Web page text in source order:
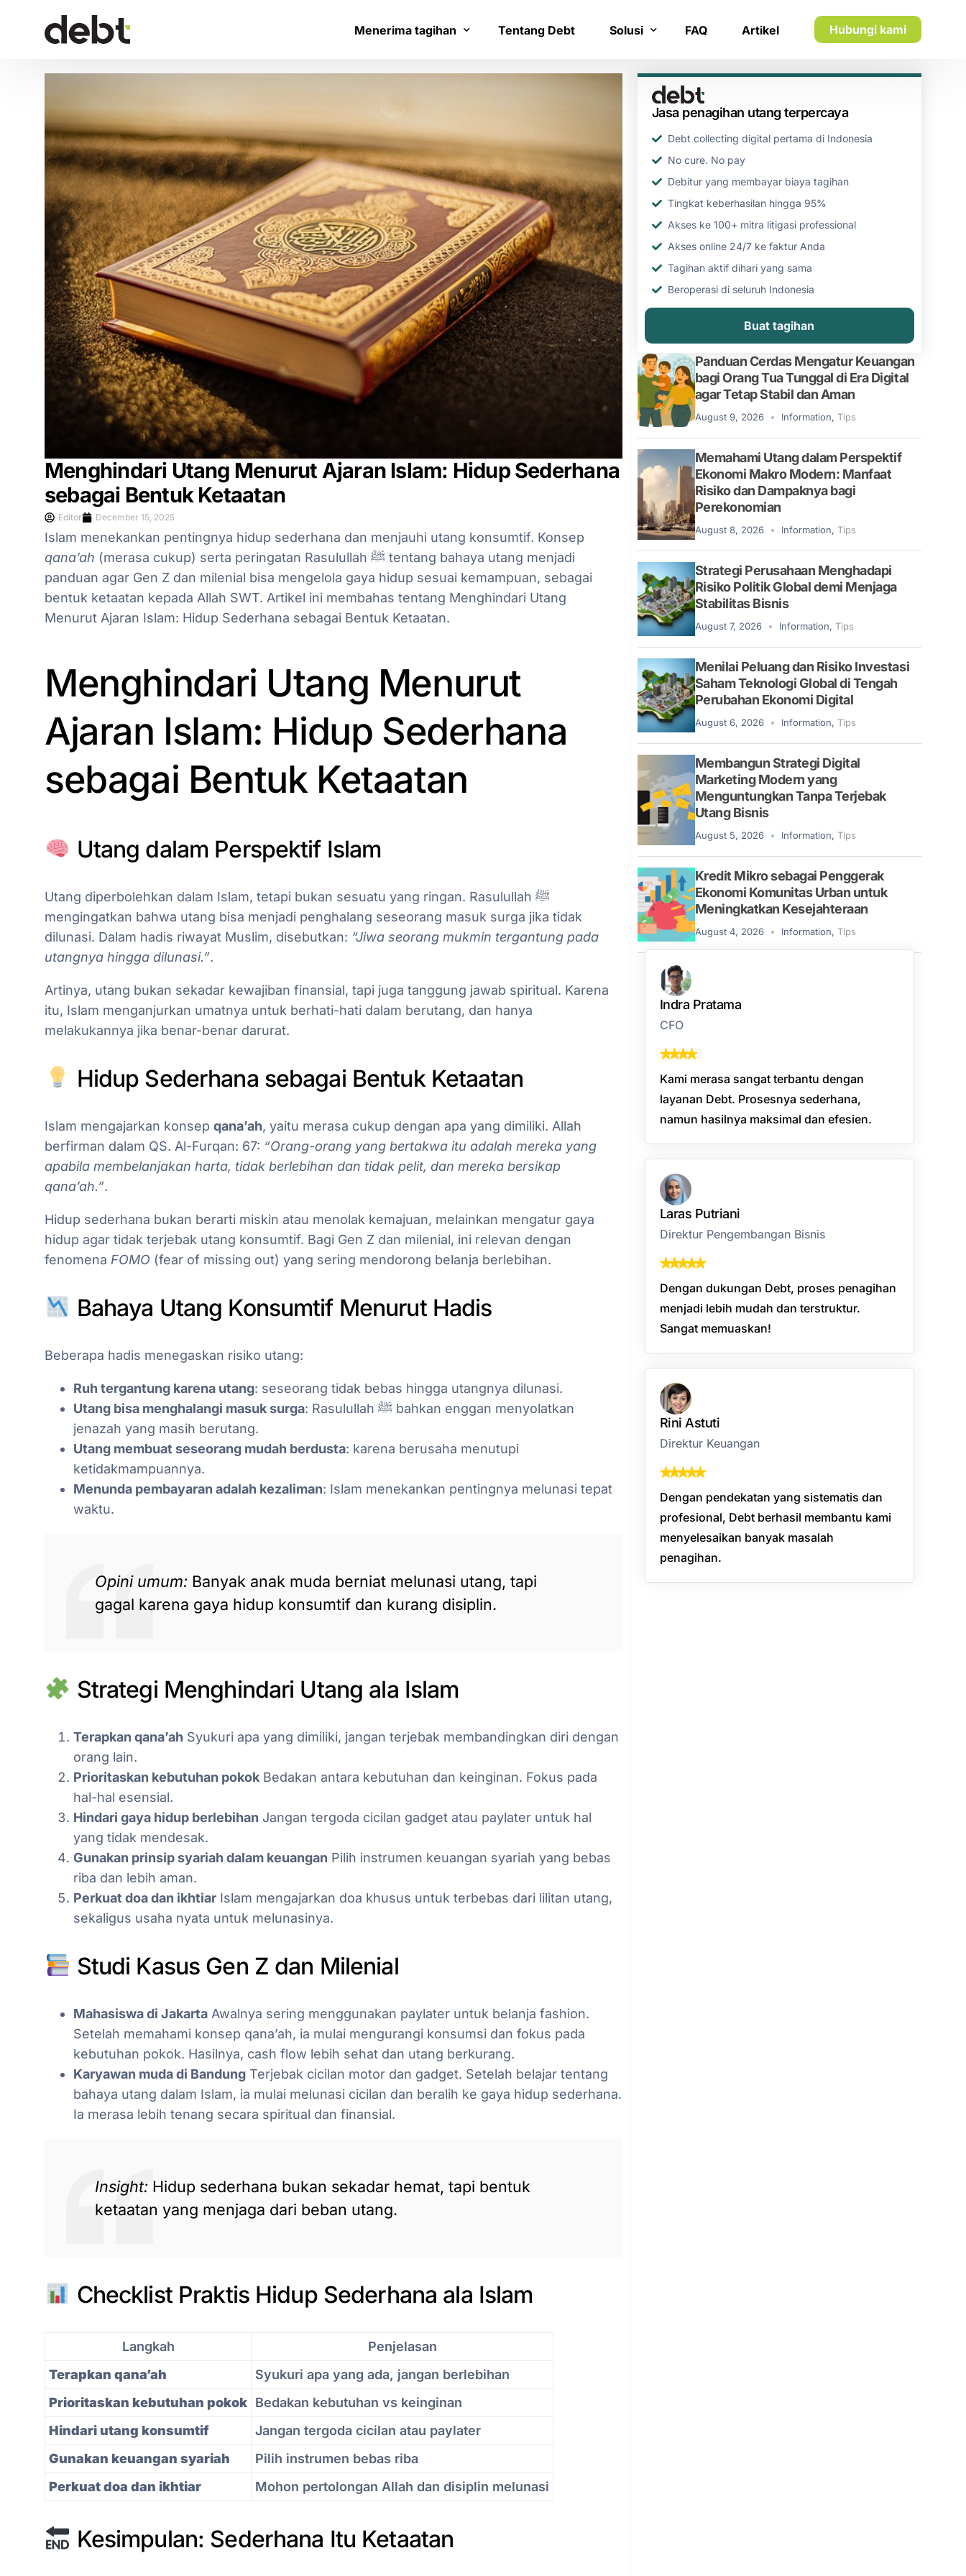
Menerima tagihan Tentang Debt Solusi
Layanan inkaso
FAQ Artikel Hubungi kami
Menghindari Utang Menurut Ajaran Islam: Hidup Sederhana
sebagai Bentuk Ketaatan
Editor December 15, 2025
Islam menekankan pentingnya hidup sederhana dan menjauhi utang konsumtif. Konsep
qana’ah (merasa cukup) serta peringatan Rasulullah ﷺ tentang bahaya utang menjadi
panduan agar Gen Z dan milenial bisa mengelola gaya hidup sesuai kemampuan, sebagai
bentuk ketaatan kepada Allah SWT. Artikel ini membahas tentang Menghindari Utang
Menurut Ajaran Islam: Hidup Sederhana sebagai Bentuk Ketaatan.
Menghindari Utang Menurut
Ajaran Islam: Hidup Sederhana
sebagai Bentuk Ketaatan
Utang dalam Perspektif Islam
Utang diperbolehkan dalam Islam, tetapi bukan sesuatu yang ringan. Rasulullah ﷺ
mengingatkan bahwa utang bisa menjadi penghalang seseorang masuk surga jika tidak
dilunasi. Dalam hadis riwayat Muslim, disebutkan: “Jiwa seorang mukmin tergantung pada
utangnya hingga dilunasi.”.
Artinya, utang bukan sekadar kewajiban finansial, tapi juga tanggung jawab spiritual. Karena
itu, Islam menganjurkan umatnya untuk berhati-hati dalam berutang, dan hanya
melakukannya jika benar-benar darurat.
Hidup Sederhana sebagai Bentuk Ketaatan
Islam mengajarkan konsep qana’ah, yaitu merasa cukup dengan apa yang dimiliki. Allah
berfirman dalam QS. Al-Furqan: 67: “Orang-orang yang bertakwa itu adalah mereka yang
apabila membelanjakan harta, tidak berlebihan dan tidak pelit, dan mereka bersikap
qana’ah.”.
Hidup sederhana bukan berarti miskin atau menolak kemajuan, melainkan mengatur gaya
hidup agar tidak terjebak utang konsumtif. Bagi Gen Z dan milenial, ini relevan dengan
fenomena FOMO (fear of missing out) yang sering mendorong belanja berlebihan.
Bahaya Utang Konsumtif Menurut Hadis
Beberapa hadis menegaskan risiko utang:
Ruh tergantung karena utang: seseorang tidak bebas hingga utangnya dilunasi.
Utang bisa menghalangi masuk surga: Rasulullah ﷺ bahkan enggan menyolatkan
jenazah yang masih berutang.
Utang membuat seseorang mudah berdusta: karena berusaha menutupi
ketidakmampuannya.
Menunda pembayaran adalah kezaliman: Islam menekankan pentingnya melunasi tepat
waktu.
Opini umum: Banyak anak muda berniat melunasi utang, tapi
gagal karena gaya hidup konsumtif dan kurang disiplin.
Strategi Menghindari Utang ala Islam
Terapkan qana’ah Syukuri apa yang dimiliki, jangan terjebak membandingkan diri dengan
orang lain.
Prioritaskan kebutuhan pokok Bedakan antara kebutuhan dan keinginan. Fokus pada
hal-hal esensial.
Hindari gaya hidup berlebihan Jangan tergoda cicilan gadget atau paylater untuk hal
yang tidak mendesak.
Gunakan prinsip syariah dalam keuangan Pilih instrumen keuangan syariah yang bebas
riba dan lebih aman.
Perkuat doa dan ikhtiar Islam mengajarkan doa khusus untuk terbebas dari lilitan utang,
sekaligus usaha nyata untuk melunasinya.
Studi Kasus Gen Z dan Milenial
Mahasiswa di Jakarta Awalnya sering menggunakan paylater untuk belanja fashion.
Setelah memahami konsep qana’ah, ia mulai mengurangi konsumsi dan fokus pada
kebutuhan pokok. Hasilnya, cash flow lebih sehat dan utang berkurang.
Karyawan muda di Bandung Terjebak cicilan motor dan gadget. Setelah belajar tentang
bahaya utang dalam Islam, ia mulai melunasi cicilan dan beralih ke gaya hidup sederhana.
Ia merasa lebih tenang secara spiritual dan finansial.
Insight: Hidup sederhana bukan sekadar hemat, tapi bentuk
ketaatan yang menjaga dari beban utang.
Checklist Praktis Hidup Sederhana ala Islam
Langkah
Penjelasan
Terapkan qana’ah
Syukuri apa yang ada, jangan berlebihan
Prioritaskan kebutuhan pokok Bedakan kebutuhan vs keinginan
Hindari utang konsumtif
Jangan tergoda cicilan atau paylater
Gunakan keuangan syariah
Pilih instrumen bebas riba
Perkuat doa dan ikhtiar
Mohon pertolongan Allah dan disiplin melunasi
Kesimpulan: Sederhana Itu Ketaatan
Jasa penagihan utang terpercaya
Debt collecting digital pertama di Indonesia
No cure. No pay
Debitur yang membayar biaya tagihan
Tingkat keberhasilan hingga 95%
Akses ke 100+ mitra litigasi professional
Akses online 24/7 ke faktur Anda
Tagihan aktif dihari yang sama
Beroperasi di seluruh Indonesia
Buat tagihan
Panduan Cerdas Mengatur Keuangan
bagi Orang Tua Tunggal di Era Digital
agar Tetap Stabil dan Aman
August 9, 2026 Information, Tips
Memahami Utang dalam Perspektif
Ekonomi Makro Modern: Manfaat
Risiko dan Dampaknya bagi
Perekonomian
August 8, 2026 Information, Tips
Strategi Perusahaan Menghadapi
Risiko Politik Global demi Menjaga
Stabilitas Bisnis
August 7, 2026 Information, Tips
Menilai Peluang dan Risiko Investasi
Saham Teknologi Global di Tengah
Perubahan Ekonomi Digital
August 6, 2026 Information, Tips
Membangun Strategi Digital
Marketing Modern yang
Menguntungkan Tanpa Terjebak
Utang Bisnis
August 5, 2026 Information, Tips
Kredit Mikro sebagai Penggerak
Ekonomi Komunitas Urban untuk
Meningkatkan Kesejahteraan
August 4, 2026 Information, Tips
Indra Pratama
CFO
Kami merasa sangat terbantu dengan
layanan Debt. Prosesnya sederhana,
namun hasilnya maksimal dan efesien.
Laras Putriani
Direktur Pengembangan Bisnis
Dengan dukungan Debt, proses penagihan
menjadi lebih mudah dan terstruktur.
Sangat memuaskan!
Rini Astuti
Direktur Keuangan
Dengan pendekatan yang sistematis dan
profesional, Debt berhasil membantu kami
menyelesaikan banyak masalah
penagihan.